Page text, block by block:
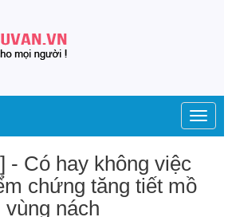
- Có hay không việc
chứng tăng tiết mồ
nách